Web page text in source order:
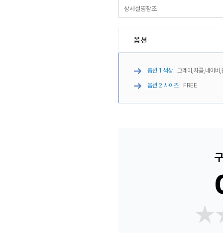
상세설명참조
옵션
옵션 1 색상 : 그레이,차콜,네이비,
옵션 2 사이즈 : FREE